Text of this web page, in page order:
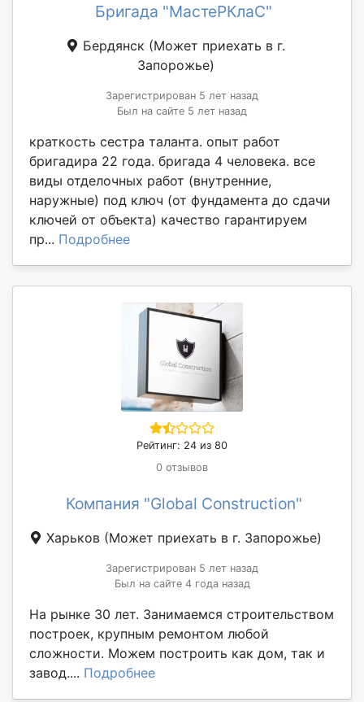
Бригада "МастеРКлаС"
Бердянск (Может приехать в г.
Запорожье)
Зарегистрирован 5 лет назад
Был на сайте 5 лет назад
краткость сестра таланта. опыт работ
бригадира 22 года. бригада 4 человека. все
виды отделочных работ (внутренние,
наружные) под ключ (от фундамента до сдачи
ключей от объекта) качество гарантируем
пр... Подробнее
Рейтинг: 24 из 80
0 отзывов
Компания "Global Construction"
Харьков (Может приехать в г. Запорожье)
Зарегистрирован 5 лет назад
Был на сайте 4 года назад
На рынке 30 лет. Занимаемся строительством
построек, крупным ремонтом любой
сложности. Можем построить как дом, так и
завод.... Подробнее